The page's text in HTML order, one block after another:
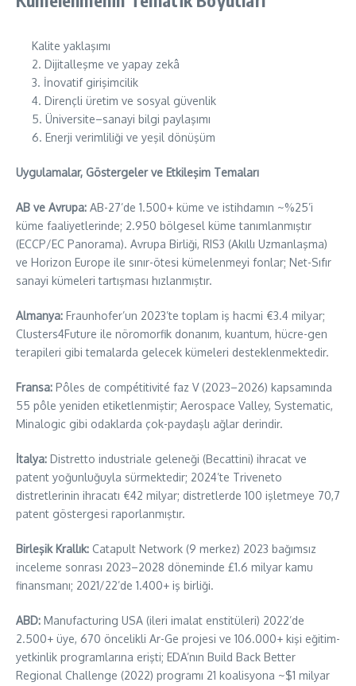
Kalite yaklaşımı
2. Dijitalleşme ve yapay zekâ
3. İnovatif girişimcilik
4. Dirençli üretim ve sosyal güvenlik
5. Üniversite–sanayi bilgi paylaşımı
6. Enerji verimliliği ve yeşil dönüşüm
Uygulamalar, Göstergeler ve Etkileşim Temaları
AB ve Avrupa: AB-27’de 1.500+ küme ve istihdamın ~%25’i
küme faaliyetlerinde; 2.950 bölgesel küme tanımlanmıştır
(ECCP/EC Panorama). Avrupa Birliği, RIS3 (Akıllı Uzmanlaşma)
ve Horizon Europe ile sınır-ötesi kümelenmeyi fonlar; Net-Sıfır
sanayi kümeleri tartışması hızlanmıştır.
Almanya: Fraunhofer’un 2023’te toplam iş hacmi €3.4 milyar;
Clusters4Future ile nöromorfik donanım, kuantum, hücre-gen
terapileri gibi temalarda gelecek kümeleri desteklenmektedir.
Fransa: Pôles de compétitivité faz V (2023–2026) kapsamında
55 pôle yeniden etiketlenmiştir; Aerospace Valley, Systematic,
Minalogic gibi odaklarda çok-paydaşlı ağlar derindir.
İtalya: Distretto industriale geleneği (Becattini) ihracat ve
patent yoğunluğuyla sürmektedir; 2024’te Triveneto
distretlerinin ihracatı €42 milyar; distretlerde 100 işletmeye 70,7
patent göstergesi raporlanmıştır.
Birleşik Krallık: Catapult Network (9 merkez) 2023 bağımsız
inceleme sonrası 2023–2028 döneminde £1.6 milyar kamu
finansmanı; 2021/22’de 1.400+ iş birliği.
ABD: Manufacturing USA (ileri imalat enstitüleri) 2022’de
2.500+ üye, 670 öncelikli Ar-Ge projesi ve 106.000+ kişi eğitim-
yetkinlik programlarına erişti; EDA’nın Build Back Better
Regional Challenge (2022) programı 21 koalisyona ~$1 milyar